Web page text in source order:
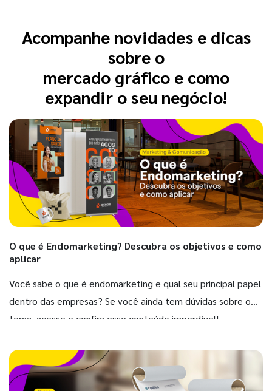
Acompanhe novidades e dicas
sobre o
mercado gráfico e como
expandir o seu negócio!
O que é Endomarketing? Descubra os objetivos e como
aplicar
Você sabe o que é endomarketing e qual seu principal papel
dentro das empresas? Se você ainda tem dúvidas sobre o
tema, acesse e confira esse conteúdo imperdível!